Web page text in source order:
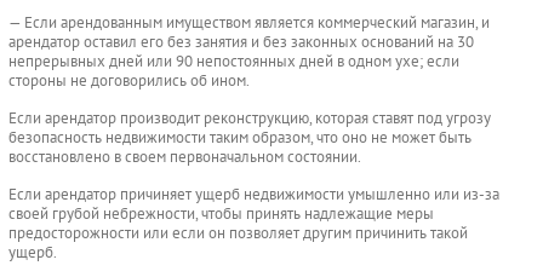
— Если арендованным имуществом является коммерческий магазин, и
арендатор оставил его без занятия и без законных оснований на 30
непрерывных дней или 90 непостоянных дней в одном ухе; если
стороны не договорились об ином.
Если арендатор производит реконструкцию, которая ставят под угрозу
безопасность недвижимости таким образом, что оно не может быть
восстановлено в своем первоначальном состоянии.
Если арендатор причиняет ущерб недвижимости умышленно или из-за
своей грубой небрежности, чтобы принять надлежащие меры
предосторожности или если он позволяет другим причинить такой
ущерб.